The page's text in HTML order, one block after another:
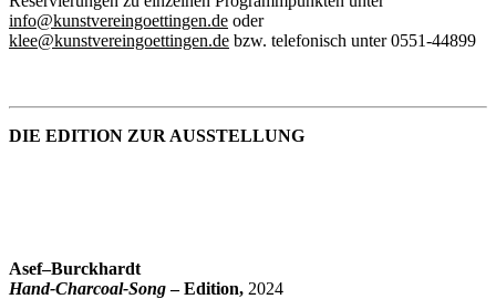
info@kunstvereingoettingen.de oder
klee@kunstvereingoettingen.de bzw. telefonisch unter 0551-44899
DIE EDITION ZUR AUSSTELLUNG
Asef–Burckhardt
Hand-Charcoal-Song– Edition, 2024